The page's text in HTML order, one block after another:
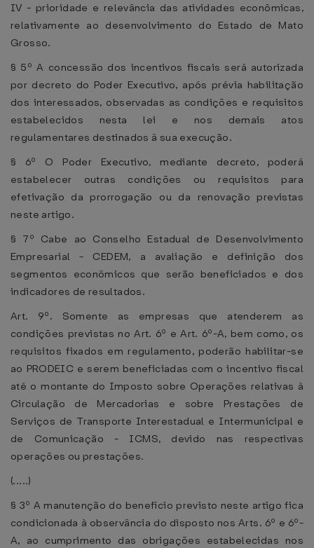
IV - prioridade e relevância das atividades econômicas,
relativamente ao desenvolvimento do Estado de Mato
Grosso.
§ 5º A concessão dos incentivos fiscais será autorizada
por decreto do Poder Executivo, após prévia habilitação
dos interessados, observadas as condições e requisitos
estabelecidos nesta lei e nos demais atos
regulamentares destinados à sua execução.
§ 6º O Poder Executivo, mediante decreto, poderá
estabelecer outras condições ou requisitos para
efetivação da prorrogação ou da renovação previstas
neste artigo.
§ 7º Cabe ao Conselho Estadual de Desenvolvimento
Empresarial - CEDEM, a avaliação e definição dos
segmentos econômicos que serão beneficiados e dos
indicadores de resultados.
Art. 9º. Somente as empresas que atenderem as
condições previstas no Art. 6º e Art. 6º-A, bem como, os
requisitos fixados em regulamento, poderão habilitar-se
ao PRODEIC e serem beneficiadas com o incentivo fiscal
até o montante do Imposto sobre Operações relativas à
Circulação de Mercadorias e sobre Prestações de
Serviços de Transporte Interestadual e Intermunicipal e
de Comunicação - ICMS, devido nas respectivas
operações ou prestações.
(.....)
§ 3º A manutenção do benefício previsto neste artigo fica
condicionada à observância do disposto nos Arts. 6º e 6º-
A, ao cumprimento das obrigações estabelecidas nos